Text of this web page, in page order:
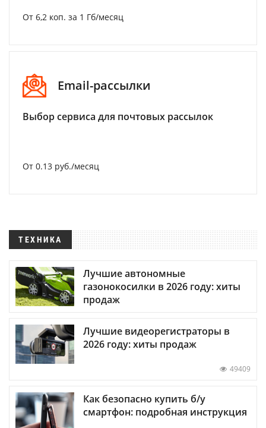
От 6,2 коп. за 1 Гб/месяц
Email-рассылки
Выбор сервиса для почтовых рассылок
От 0.13 руб./месяц
ТЕХНИКА
Лучшие автономные
газонокосилки в 2026 году: хиты
продаж
Лучшие видеорегистраторы в
2026 году: хиты продаж
49409
Как безопасно купить б/у
смартфон: подробная инструкция